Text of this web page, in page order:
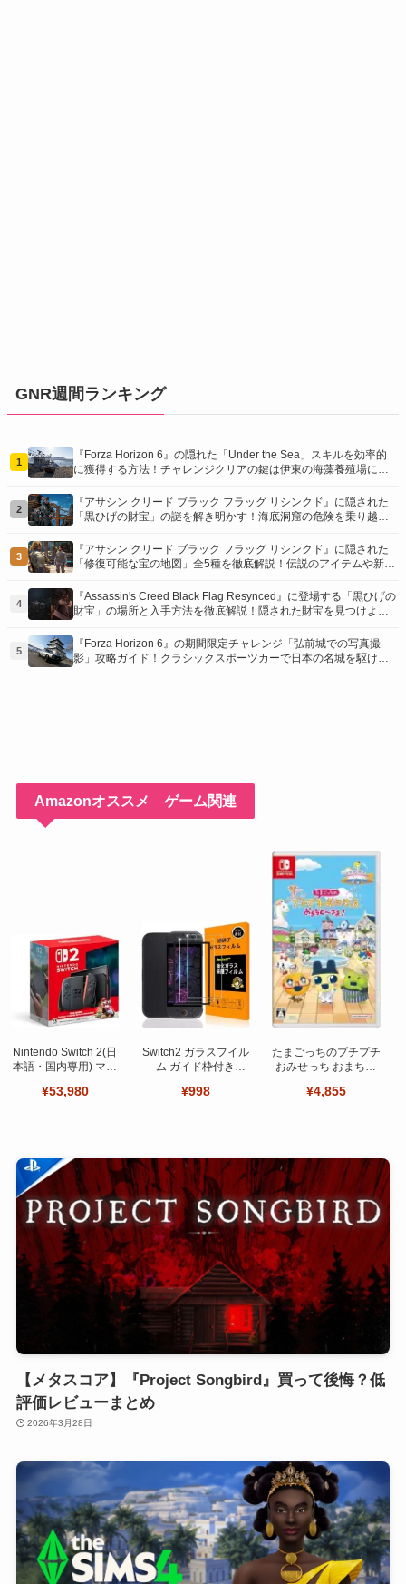
GNR週間ランキング
1
『Forza Horizon 6』の隠れた「Under the Sea」スキルを効率的
に獲得する方法！チャレンジクリアの鍵は伊東の海藻養殖場にあ
2
『アサシン クリード ブラック フラッグ リシンクド』に隠された
「黒ひげの財宝」の謎を解き明かす！海底洞窟の危険を乗り越
3
『アサシン クリード ブラック フラッグ リシンクド』に隠された
「修復可能な宝の地図」全5種を徹底解説！伝説のアイテムや新衣
介！
4
『Assassin's Creed Black Flag Resynced』に登場する「黒ひげの
財宝」の場所と入手方法を徹底解説！隠された財宝を見つけよ
5
『Forza Horizon 6』の期間限定チャレンジ「弘前城での写真撮
影」攻略ガイド！クラシックスポーツカーで日本の名城を駆け巡
Amazonオススメ ゲーム関連
Nintendo Switch 2(日
本語・国内専用) マリ
ット
¥53,980
Switch2 ガラスフイル
ム ガイド枠付き
ット 日本旭硝子製-高
¥998
たまごっちのプチプチ
おみせっち おまちど
¥4,855
【メタスコア】『Project Songbird』買って後悔？低
評価レビューまとめ
2026年3月28日